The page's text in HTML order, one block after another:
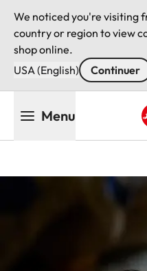
We noticed you're visiting
country or region to view
shop online.
USA (English)
Continuer
Menu